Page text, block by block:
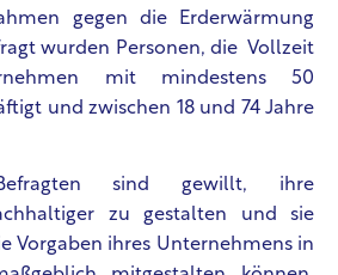
gegen die Erderwärmung
wurden Personen, die Vollzeit
mit mindestens 50
und zwischen 18 und 74 Jahre
sind gewillt, ihre
zu gestalten und sie
Vorgaben ihres Unternehmens in